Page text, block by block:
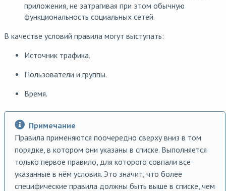
приложения, не затрагивая при этом обычную
функциональность социальных сетей.
В качестве условий правила могут выступать:
Источник трафика.
Пользователи и группы.
Время.
Примечание
Правила применяются поочередно сверху вниз в том
порядке, в котором они указаны в списке. Выполняется
только первое правило, для которого совпали все
указанные в нём условия. Это значит, что более
специфические правила должны быть выше в списке, чем